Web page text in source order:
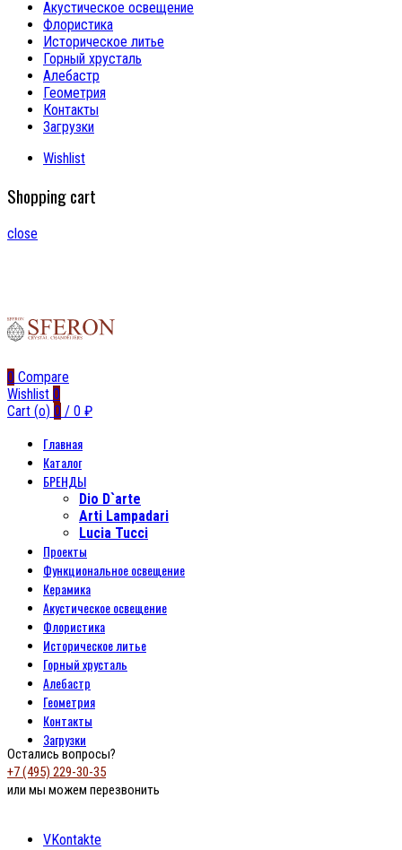
Акустическое освещение
Флористика
Историческое литье
Горный хрусталь
Алебастр
Геометрия
Контакты
Загрузки
Wishlist
Shopping cart
close
0 Compare
Wishlist 0
Cart (o) 0 / 0 ₽
Главная
Каталог
БРЕНДЫ
Dio D`arte
Arti Lampadari
Lucia Tucci
Проекты
Функциональное освещение
Керамика
Акустическое освещение
Флористика
Историческое литье
Горный хрусталь
Алебастр
Геометрия
Контакты
Загрузки
Остались вопросы?
+7 (495) 229-30-35
или мы можем перезвонить
VKontakte